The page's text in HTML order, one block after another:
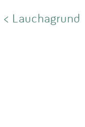
< Lauchagrund